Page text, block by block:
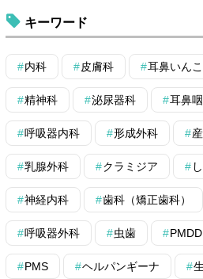
キーワード
内科 皮膚科 耳鼻いん
精神科 泌尿器科 耳鼻
呼吸器内科 形成外科
乳腺外科 クラミジア
神経内科 歯科（矯正歯科）
呼吸器外科 虫歯 PMDD
PMS ヘルパンギーナ